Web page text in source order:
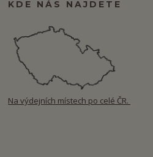
KDE NÁS NAJDETE
Na výdejních místech po celé ČR.